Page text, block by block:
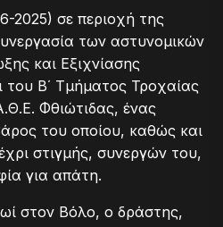
2025) σε περιοχή της
των αστυνομικών
και Εξιχνίασης
Β΄ Τμήματος Τροχαίας
Φθιώτιδας, ένας
του οποίου, καθώς και
στιγμής, συνεργών του,
για απάτη.
στον Βόλο, ο δράστης,